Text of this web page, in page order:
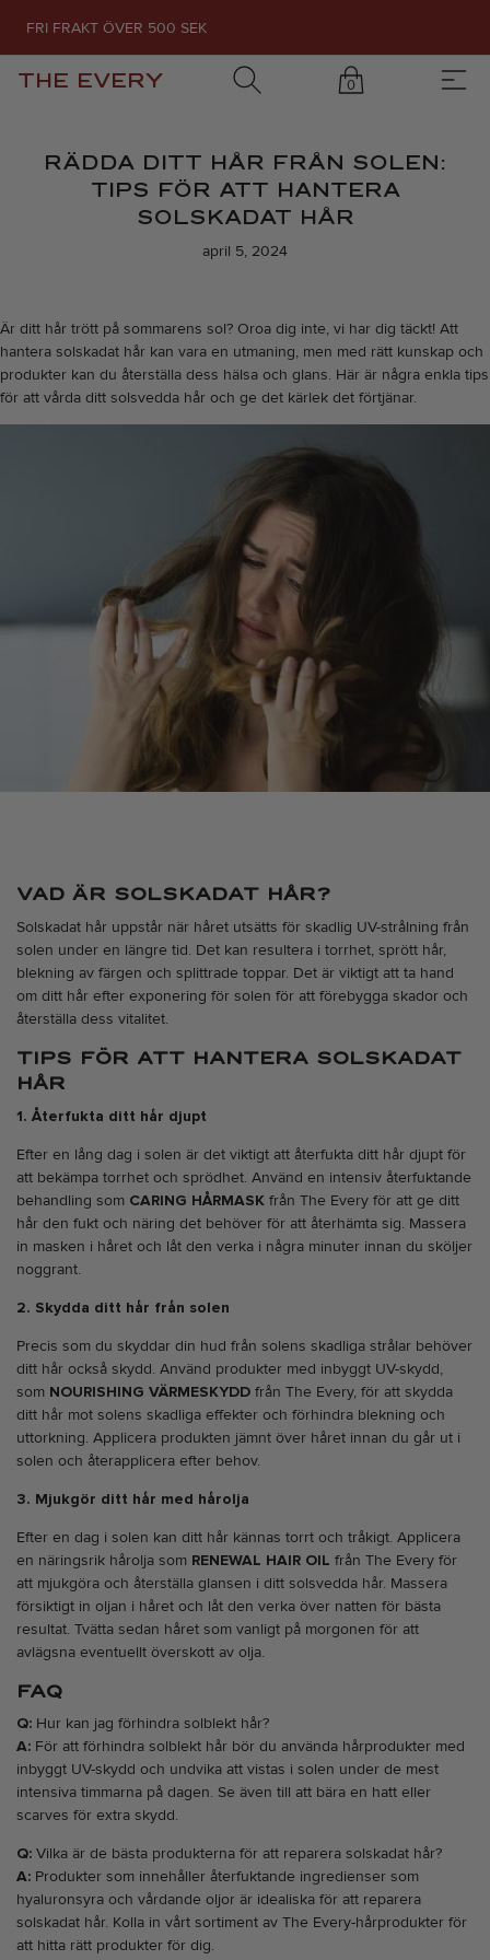
FRI FRAKT ÖVER 500 SEK
THE EVERY 0
RÄDDA DITT HÅR FRÅN SOLEN:
TIPS FÖR ATT HANTERA
SOLSKADAT HÅR
april 5, 2024
Är ditt hår trött på sommarens sol? Oroa dig inte, vi har dig täckt! Att
hantera solskadat hår kan vara en utmaning, men med rätt kunskap och
produkter kan du återställa dess hälsa och glans. Här är några enkla tips
för att vårda ditt solsvedda hår och ge det kärlek det förtjänar.
VAD ÄR SOLSKADAT HÅR?
Solskadat hår uppstår när håret utsätts för skadlig UV-strålning från
solen under en längre tid. Det kan resultera i torrhet, sprött hår,
blekning av färgen och splittrade toppar. Det är viktigt att ta hand
om ditt hår efter exponering för solen för att förebygga skador och
återställa dess vitalitet.
TIPS FÖR ATT HANTERA SOLSKADAT
HÅR
1. Återfukta ditt hår djupt
Efter en lång dag i solen är det viktigt att återfukta ditt hår djupt för
att bekämpa torrhet och sprödhet. Använd en intensiv återfuktande
behandling som CARING HÅRMASK från The Every för att ge ditt
hår den fukt och näring det behöver för att återhämta sig. Massera
in masken i håret och låt den verka i några minuter innan du sköljer
noggrant.
2. Skydda ditt hår från solen
Precis som du skyddar din hud från solens skadliga strålar behöver
ditt hår också skydd. Använd produkter med inbyggt UV-skydd,
som NOURISHING VÄRMESKYDD från The Every, för att skydda
ditt hår mot solens skadliga effekter och förhindra blekning och
uttorkning. Applicera produkten jämnt över håret innan du går ut i
solen och återapplicera efter behov.
3. Mjukgör ditt hår med hårolja
Efter en dag i solen kan ditt hår kännas torrt och tråkigt. Applicera
en näringsrik hårolja som RENEWAL HAIR OIL från The Every för
att mjukgöra och återställa glansen i ditt solsvedda hår. Massera
försiktigt in oljan i håret och låt den verka över natten för bästa
resultat. Tvätta sedan håret som vanligt på morgonen för att
avlägsna eventuellt överskott av olja.
FAQ
Q: Hur kan jag förhindra solblekt hår?
A: För att förhindra solblekt hår bör du använda hårprodukter med
inbyggt UV-skydd och undvika att vistas i solen under de mest
intensiva timmarna på dagen. Se även till att bära en hatt eller
scarves för extra skydd.
Q: Vilka är de bästa produkterna för att reparera solskadat hår?
A: Produkter som innehåller återfuktande ingredienser som
hyaluronsyra och vårdande oljor är idealiska för att reparera
solskadat hår. Kolla in vårt sortiment av The Every-hårprodukter för
att hitta rätt produkter för dig.